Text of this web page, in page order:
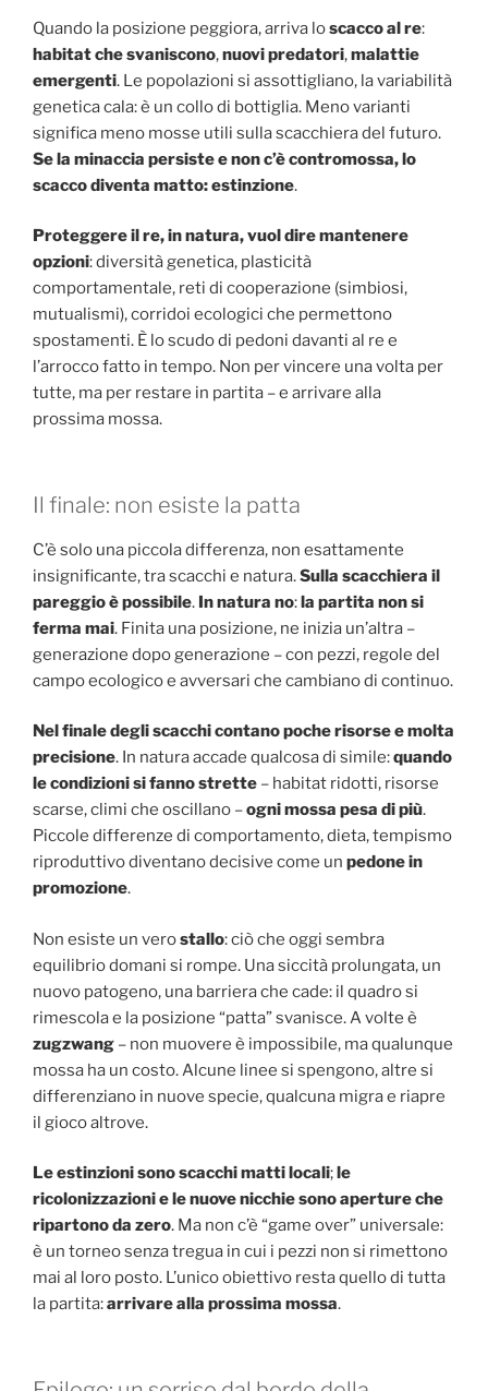
Quando la posizione peggiora, arriva loscacco al re:
habitat che svaniscono,nuovi predatori,malattie
emergenti. Le popolazioni si assottigliano, la variabilità
genetica cala: è un collo di bottiglia. Meno varianti
significa meno mosse utili sulla scacchiera del futuro.
Se la minaccia persiste e non c’è contromossa, lo
scacco diventa matto: estinzione.
Proteggere il re, in natura, vuol dire mantenere
opzioni: diversità genetica, plasticità
comportamentale, reti di cooperazione (simbiosi,
mutualismi), corridoi ecologici che permettono
spostamenti. È lo scudo di pedoni davanti al re e
l’arrocco fatto in tempo. Non per vincere una volta per
tutte, ma per restare in partita – e arrivare alla
prossima mossa.
Il finale: non esiste la patta
C’è solo una piccola differenza, non esattamente
insignificante, tra scacchi e natura.Sulla scacchiera il
pareggio è possibile. In natura no:la partita non si
ferma mai. Finita una posizione, ne inizia un’altra –
generazione dopo generazione – con pezzi, regole del
campo ecologico e avversari che cambiano di continuo.
Nel finale degli scacchi contano poche risorse e molta
precisione. In natura accade qualcosa di simile:quando
le condizioni si fanno strette – habitat ridotti, risorse
scarse, climi che oscillano –ogni mossa pesa di più.
Piccole differenze di comportamento, dieta, tempismo
riproduttivo diventano decisive come un pedone in
promozione.
Non esiste un verostallo: ciò che oggi sembra
equilibrio domani si rompe. Una siccità prolungata, un
nuovo patogeno, una barriera che cade: il quadro si
rimescola e la posizione “patta” svanisce. A volte è
zugzwang – non muovere è impossibile, ma qualunque
mossa ha un costo. Alcune linee si spengono, altre si
differenziano in nuove specie, qualcuna migra e riapre
il gioco altrove.
Le estinzioni sono scacchi matti locali;le
ricolonizzazioni e le nuove nicchie sono aperture che
ripartono da zero. Ma non c’è “game over” universale:
è un torneo senza tregua in cui i pezzi non si rimettono
mai al loro posto. L’unico obiettivo resta quello di tutta
la partita:arrivare alla prossima mossa.